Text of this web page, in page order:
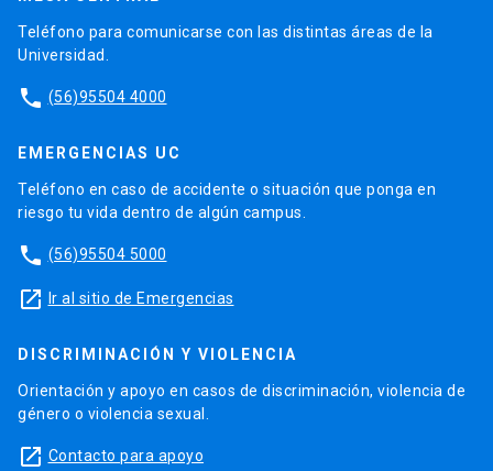
Teléfono para comunicarse con las distintas áreas de la
Universidad.
phone (56)95504 4000
EMERGENCIAS UC
Teléfono en caso de accidente o situación que ponga en
riesgo tu vida dentro de algún campus.
phone (56)95504 5000
launch Ir al sitio de Emergencias
DISCRIMINACIÓN Y VIOLENCIA
Orientación y apoyo en casos de discriminación, violencia de
género o violencia sexual.
launch Contacto para apoyo